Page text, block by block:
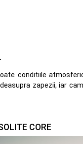
conditiile
zapezii, iar
CORE